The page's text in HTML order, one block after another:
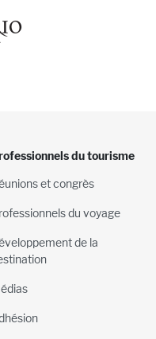
du tourisme
et congrès
du voyage
de la